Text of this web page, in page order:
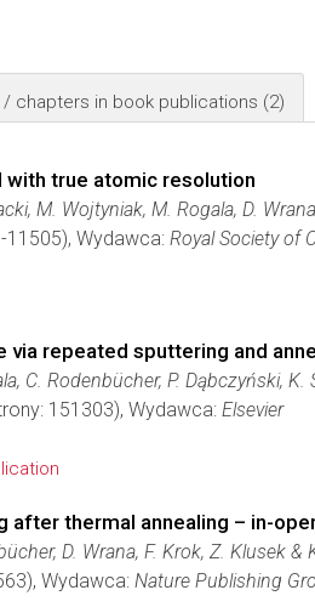
chapters in book publications (2)
true atomic resolution
M. Wojtyniak, M. Rogala, D.
Wydawca: Royal Society of
repeated sputtering and
C. Rodenbücher, P. Dąbczyński, K.
151303), Wydawca: Elsevier
thermal annealing – in-
D. Wrana, F. Krok, Z. Klusek &
Wydawca: Nature Publishing